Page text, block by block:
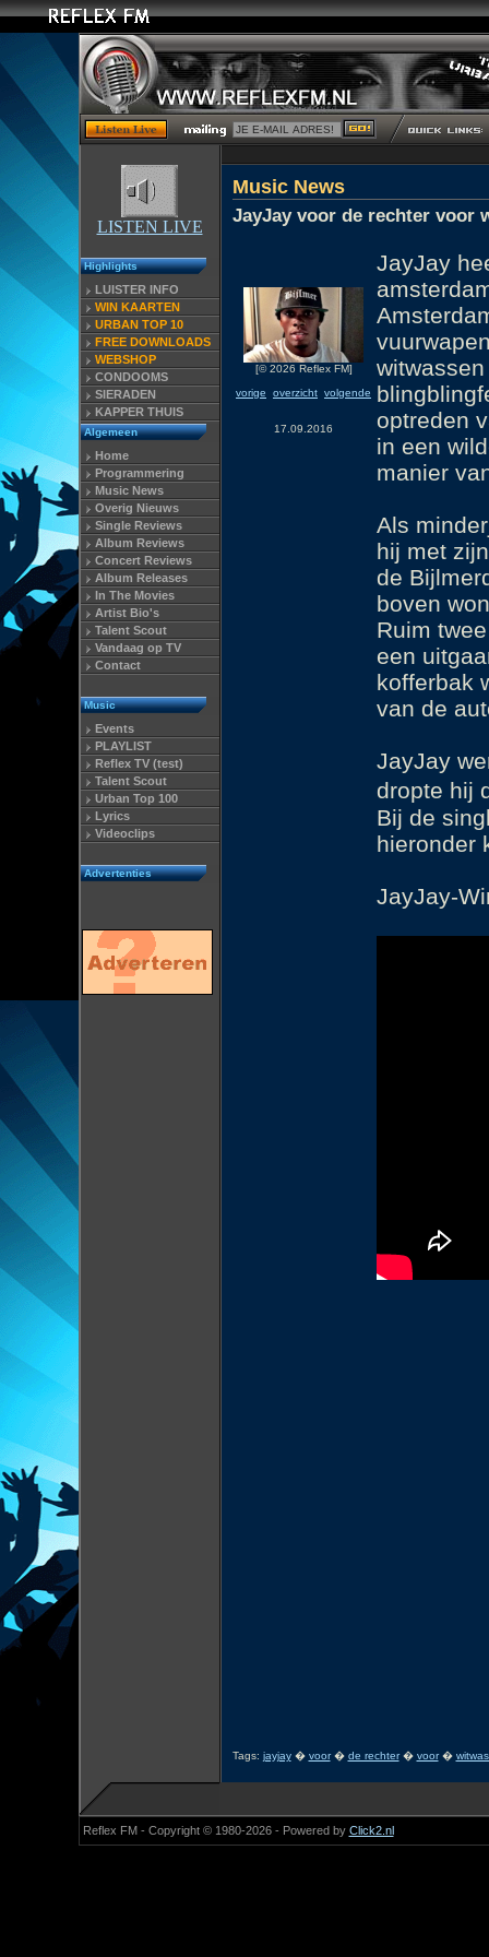
LISTEN LIVE
Highlights
LUISTER INFO
WIN KAARTEN
URBAN TOP 10
FREE DOWNLOADS
WEBSHOP
CONDOOMS
SIERADEN
KAPPER THUIS
Algemeen
Home
Programmering
Music News
Overig Nieuws
Single Reviews
Album Reviews
Concert Reviews
Album Releases
In The Movies
Artist Bio's
Talent Scout
Vandaag op TV
Contact
Music
Events
PLAYLIST
Reflex TV (test)
Talent Scout
Urban Top 100
Lyrics
Videoclips
Advertenties
Music News
JayJay voor de rechter voor
[© 2026 Reflex FM]
vorige
overzicht volgende
17.09.2016
JayJay
optreden
in een
manier
Als
hij met
de
boven
Ruim
een
kofferbak
van de
JayJay
dropte hij
Bij de
hieronder
JayJay-
Tags: jayjay� voor� de rechter� voor�
Reflex FM - Copyright © 1980-2026 - Powered by Click2.nl